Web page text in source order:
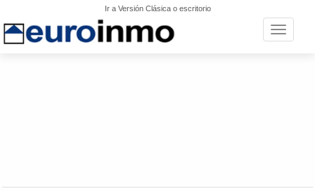
Ir a Versión Clásica o escritorio
Toggle